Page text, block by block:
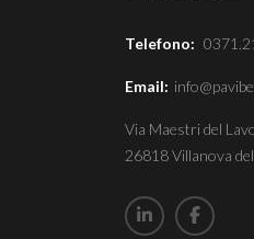
Telefono:
Email:
Via Maestri del
26818 Villanova